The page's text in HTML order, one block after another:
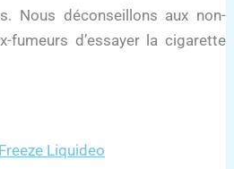
Nous déconseillons aux non-
fumeurs d’essayer la cigarette
Liquideo